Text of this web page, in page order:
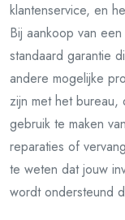
klantenservice, en
Bij aankoop van
standaard garantie
andere mogelijke
zijn met het bureau,
gebruik te maken
reparaties of
te weten dat jouw
wordt ondersteund